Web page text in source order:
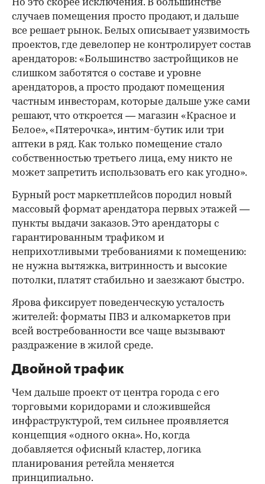
Но это скорее исключения. В большинстве
случаев помещения просто продают, и дальше
все решает рынок. Белых описывает уязвимость
проектов, где девелопер не контролирует состав
арендаторов: «Большинство застройщиков не
слишком заботятся о составе и уровне
арендаторов, а просто продают помещения
частным инвесторам, которые дальше уже сами
решают, что откроется — магазин «Красное и
Белое», «Пятерочка», интим-бутик или три
аптеки в ряд. Как только помещение стало
собственностью третьего лица, ему никто не
может запретить использовать его как угодно».
Бурный рост маркетплейсов породил новый
массовый формат арендатора первых этажей —
пункты выдачи заказов. Это арендаторы с
гарантированным трафиком и
неприхотливыми требованиями к помещению:
не нужна вытяжка, витринность и высокие
потолки, платят стабильно и заезжают быстро.
Ярова фиксирует поведенческую усталость
жителей: форматы ПВЗ и алкомаркетов при
всей востребованности все чаще вызывают
раздражение в жилой среде.
Двойной трафик
Чем дальше проект от центра города с его
торговыми коридорами и сложившейся
инфраструктурой, тем сильнее проявляется
концепция «одного окна». Но, когда
добавляется офисный кластер, логика
планирования ретейла меняется
принципиально.